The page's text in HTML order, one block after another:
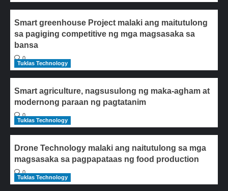
Smart greenhouse Project malaki ang maitutulong
sa pagiging competitive ng mga magsasaka sa
bansa
0
Tuklas Technology
Smart agriculture, nagsusulong ng maka-agham at
modernong paraan ng pagtatanim
0
Tuklas Technology
Drone Technology malaki ang naitutulong sa mga
magsasaka sa pagpapataas ng food production
0
Tuklas Technology